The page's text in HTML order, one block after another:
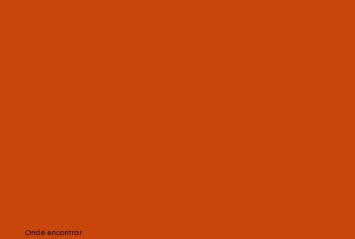
Onde encontrar